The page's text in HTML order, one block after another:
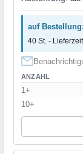
auf
40 St. -
ANZAHL
1+
10+